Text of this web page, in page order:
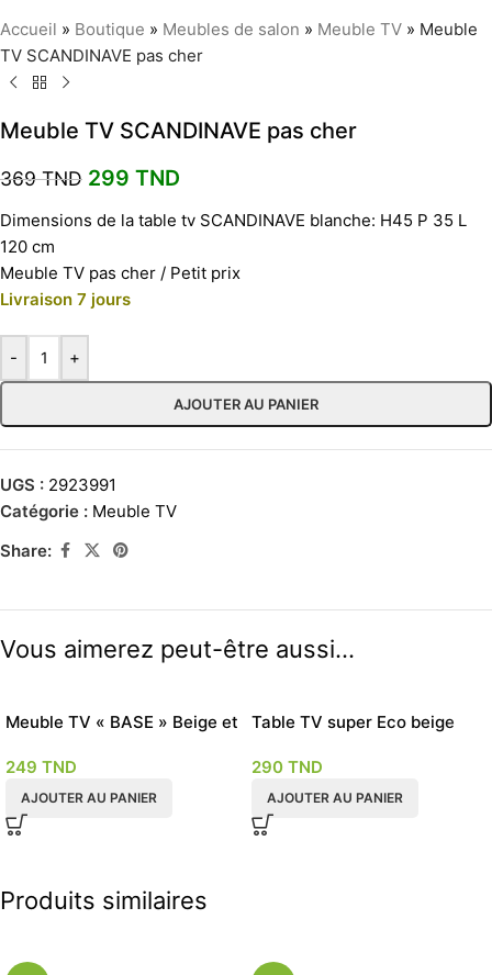
Accueil » Boutique » Meubles de salon » Meuble TV » Meuble
TV SCANDINAVE pas cher
Meuble TV SCANDINAVE pas cher
369TND 299 TND
Dimensions de la table tv SCANDINAVE blanche: H45 P 35 L
120 cm
Meuble TV pas cher / Petit prix
Livraison 7 jours
- +
AJOUTER AU PANIER
UGS : 2923991
Catégorie : Meuble TV
Share:
Vous aimerez peut-être aussi…
Meuble TV « BASE » Beige et
249 TND
AJOUTER AU PANIER
Table TV super Eco beige
290 TND
AJOUTER AU PANIER
Produits similaires